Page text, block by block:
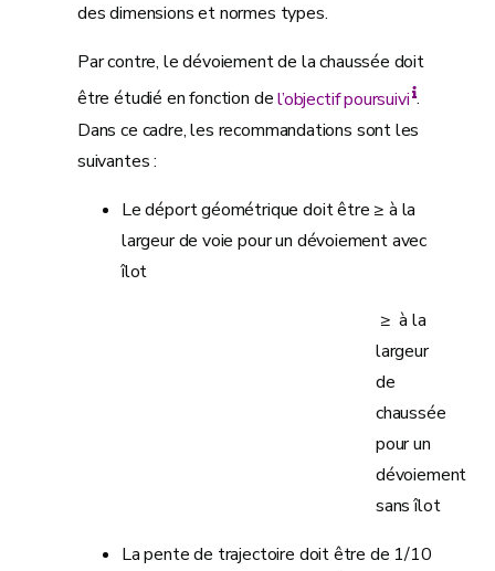
des dimensions et normes types.
Par contre, le dévoiement de la chaussée doit
être étudié en fonction del’objectif poursuivi .
Dans ce cadre, les recommandations sont les
suivantes :
Le déport géométrique doit être ≥ à la
largeur de voie pour un dévoiement avec
îlot
≥ à la
largeur
de
chaussée
pour un
dévoiement
sans îlot
La pente de trajectoire doit être de 1/10